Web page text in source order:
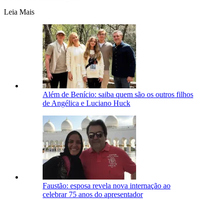
Leia Mais
Além de Benício: saiba quem são os outros filhos
de Angélica e Luciano Huck
Faustão: esposa revela nova internação ao
celebrar 75 anos do apresentador